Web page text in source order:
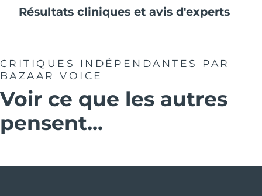
Résultats cliniques et avis d'experts
CRITIQUES INDÉPENDANTES
PAR
BAZAAR VOICE
Voir ce que les autres
pensent...